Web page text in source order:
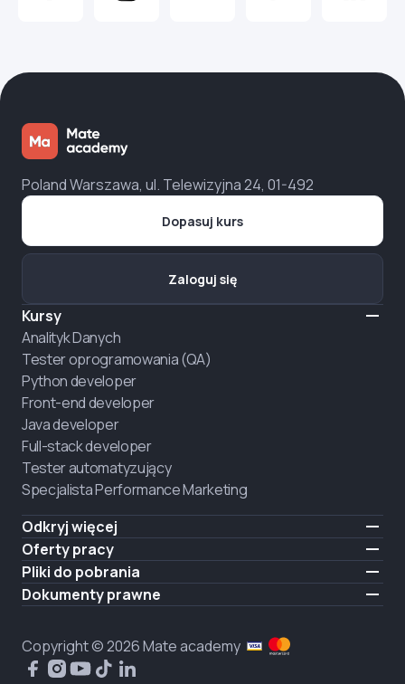
Poland Warszawa, ul. Telewizyjna 24, 01-492
Kursy
Analityk Danych
Tester oprogramowania (QA)
Python developer
Front-end developer
Java developer
Full-stack developer
Tester automatyzujący
Specjalista Performance Marketing
Odkryj więcej
Formaty nauczania
O nas
Ogłoszenie
Oferty pracy
Zatrudnij absolwenta
Pliki do pobrania
iOS
Dokumenty prawne
Polityka prywatności
Polityka plików cookies
Dopasuj kurs
Zaloguj się
Copyright © 2026 Mate academy